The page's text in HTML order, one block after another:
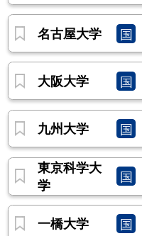
林水産省、県職員（
医学部
【医学科】臨床研修
【保健学科】東北大
院、岩手医科大学附
ムス明理会仙台総合
台厚生病院、総合
会、味の素、キヤノ
歯学部
臨床研修医
薬学部
医薬品医療機器総合
ファーマシーズ、ア
名古屋大学 国
大阪大学 国
九州大学 国
東京科学大
学
国
一橋大学 国